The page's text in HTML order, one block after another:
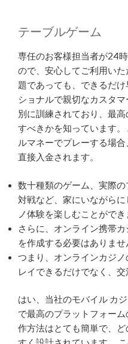
テーブルゲーム
専任のお客様担当者が24
ので、安心してご利用い
題であっても、できるだ
ショナルで親切なカスタ
別に訓練されており、最
すべきかを知っています
ルマネーでプレーする場
直接入金されます。
数十種類のゲーム、実際
対戦など、家にいながら
ノ体験を楽しむことができ
さらに、オンライン携帯
を作成する必要はありませ
つまり、オンラインカジ
レイできるだけでなく、交
はい、当社のモバイル カ
で最高のプラットフォー
作方法はとても簡単で、